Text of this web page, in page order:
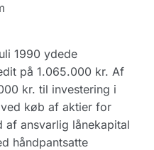
1990 ydede
på 1.065.000 kr. Af
kr. til investering i
køb af aktier for
af ansvarlig lånekapital
håndpantsatte